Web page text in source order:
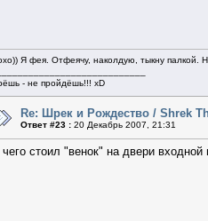
Я фея. Отфеячу, наколдую, тыкну палкой.
- не пройдёшь!!! xD
Re: Шрек и Рождество / Shrek
Ответ #23 : 20 Декабрь 2007, 21:31
стоил "венок" на двери входной